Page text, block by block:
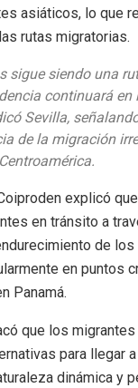
asiáticos, lo que
rutas migratorias.
sigue siendo una
continuará
Sevilla,
de la migración
explicó
en tránsito a
de
en puntos
Panamá.
que los migrantes
para llegar
dinámica y